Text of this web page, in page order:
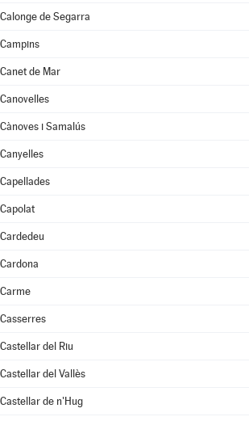
Calonge de Segarra
Campins
Canet de Mar
Canovelles
Cànoves i Samalús
Canyelles
Capellades
Capolat
Cardedeu
Cardona
Carme
Casserres
Castellar del Riu
Castellar del Vallès
Castellar de n'Hug